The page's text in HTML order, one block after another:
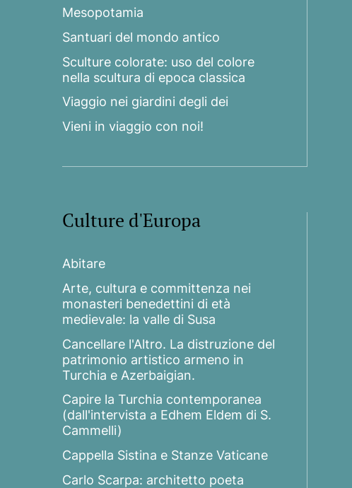
Mesopotamia
Santuari del mondo antico
Sculture colorate: uso del colore
nella scultura di epoca classica
Viaggio nei giardini degli dei
Vieni in viaggio con noi!
Culture d'Europa
Abitare
Arte, cultura e committenza nei
monasteri benedettini di età
medievale: la valle di Susa
Cancellare l'Altro. La distruzione del
patrimonio artistico armeno in
Turchia e Azerbaigian.
Capire la Turchia contemporanea
(dall'intervista a Edhem Eldem di S.
Cammelli)
Cappella Sistina e Stanze Vaticane
Carlo Scarpa: architetto poeta